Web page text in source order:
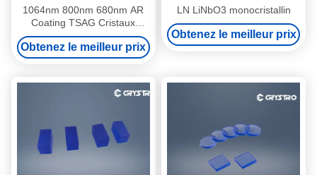
1064nm 800nm 680nm AR
Coating TSAG Cristaux
optiquement actifs
Obtenez le meilleur prix
LN LiNbO3 monocristallin
Obtenez le meilleur prix